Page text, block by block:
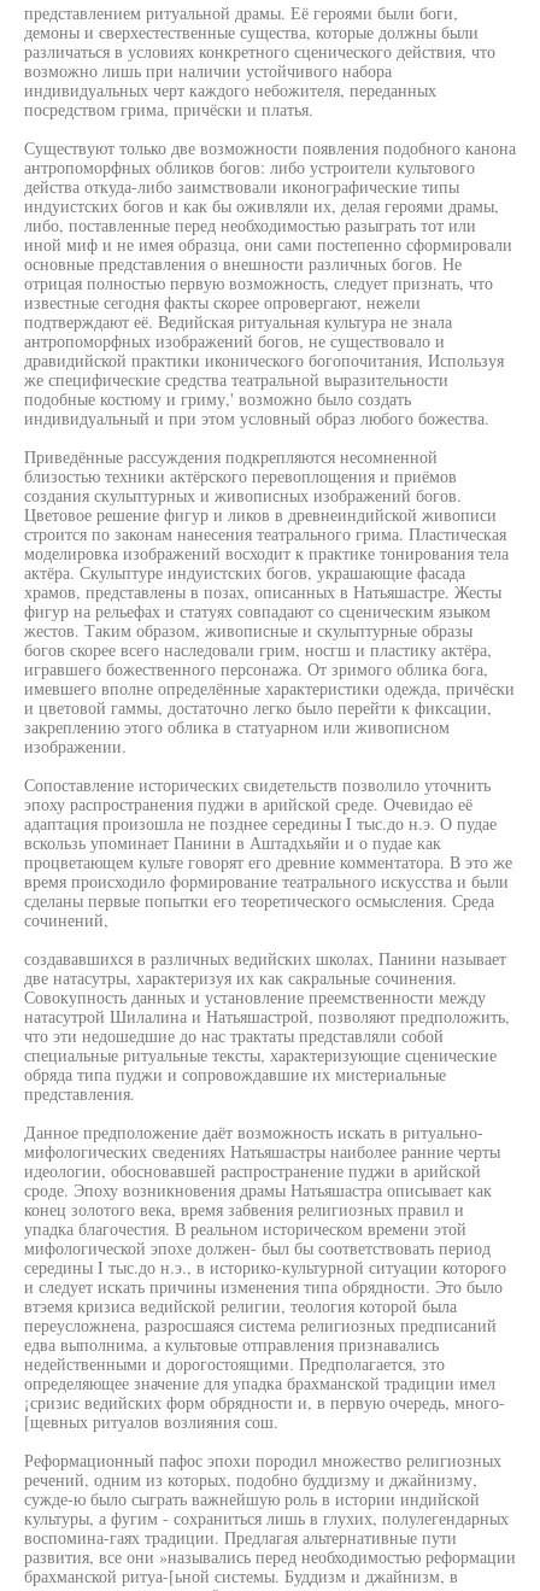
представлением ритуальной драмы. Её героями были боги,
демоны и сверхестественные существа, которые должны были
различаться в условиях конкретного сценического действия, что
возможно лишь при наличии устойчивого набора
индивидуальных черт каждого небожителя, переданных
посредством грима, причёски и платья.
Существуют только две возможности появления подобного канона
антропоморфных обликов богов: либо устроители культового
действа откуда-либо заимствовали иконографические типы
индуистских богов и как бы оживляли их, делая героями драмы,
либо, поставленные перед необходимостью разыграть тот или
иной миф и не имея образца, они сами постепенно сформировали
основные представления о внешности различных богов. Не
отрицая полностью первую возможность, следует признать, что
известные сегодня факты скорее опровергают, нежели
подтверждают её. Ведийская ритуальная культура не знала
антропоморфных изображений богов, не существовало и
дравидийской практики иконического богопочитания, Используя
же специфические средства театральной выразительности
подобные костюму и гриму,' возможно было создать
индивидуальный и при этом условный образ любого божества.
Приведённые рассуждения подкрепляются несомненной
близостью техники актёрского перевоплощения и приёмов
создания скульптурных и живописных изображений богов.
Цветовое решение фигур и ликов в древнеиндийской живописи
строится по законам нанесения театрального грима. Пластическая
моделировка изображений восходит к практике тонирования тела
актёра. Скульптуре индуистских богов, украшающие фасада
храмов, представлены в позах, описанных в Натьяшастре. Жесты
фигур на рельефах и статуях совпадают со сценическим языком
жестов. Таким образом, живописные и скульптурные образы
богов скорее всего наследовали грим, носгш и пластику актёра,
игравшего божественного персонажа. От зримого облика бога,
имевшего вполне определённые характеристики одежда, причёски
и цветовой гаммы, достаточно легко было перейти к фиксации,
закреплению этого облика в статуарном или живописном
изображении.
Сопоставление исторических свидетельств позволило уточнить
эпоху распространения пуджи в арийской среде. Очевидао её
адаптация произошла не позднее середины I тыс.до н.э. О пудае
вскользь упоминает Панини в Аштадхьяйи и о пудае как
процветающем культе говорят его древние комментатора. В это же
время происходило формирование театрального искусства и были
сделаны первые попытки его теоретического осмысления. Среда
сочинений,
создававшихся в различных ведийских школах, Панини называет
две натасутры, характеризуя их как сакральные сочинения.
Совокупность данных и установление преемственности между
натасутрой Шилалина и Натьяшастрой, позволяют предположить,
что эти недошедшие до нас трактаты представляли собой
специальные ритуальные тексты, характеризующие сценические
обряда типа пуджи и сопровождавшие их мистериальные
представления.
Данное предположение даёт возможность искать в ритуально-
мифологических сведениях Натьяшастры наиболее ранние черты
идеологии, обосновавшей распространение пуджи в арийской
сроде. Эпоху возникновения драмы Натьяшастра описывает как
конец золотого века, время забвения религиозных правил и
упадка благочестия. В реальном историческом времени этой
мифологической эпохе должен- был бы соответствовать период
середины I тыс.до н.э., в историко-культурной ситуации которого
и следует искать причины изменения типа обрядности. Это было
втэемя кризиса ведийской религии, теология которой была
переусложнена, разросшаяся система религиозных предписаний
едва выполнима, а культовые отправления признавались
недейственными и дорогостоящими. Предполагается, зто
определяющее значение для упадка брахманской традиции имел
¡сризис ведийских форм обрядности и, в первую очередь, много-
[щевных ритуалов возлияния сош.
Реформационный пафос эпохи породил множество религиозных
речений, одним из которых, подобно буддизму и джайнизму,
сужде-ю было сыграть важнейшую роль в истории индийской
культуры, а фугим - сохраниться лишь в глухих, полулегендарных
воспомина-гаях традиции. Предлагая альтернативные пути
развития, все они »назывались перед необходимостью реформации
брахманской ритуа-[ьной системы. Буддизм и джайнизм, в